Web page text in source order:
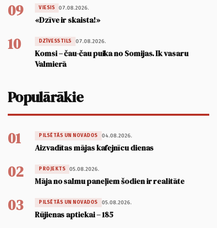
09 VIESIS 07.08.2026.
«Dzīve ir skaista!»
10 DZĪVESSTILS 07.08.2026.
Komsi – čau-čau puika no Somijas. Ik vasaru
Valmierā
Populārākie
01 PILSĒTĀS UN NOVADOS 04.08.2026.
Aizvadītas mājas kafejnīcu dienas
02 PROJEKTS 05.08.2026.
Māja no salmu paneļiem šodien ir realitāte
03 PILSĒTĀS UN NOVADOS 05.08.2026.
Rūjienas aptiekai – 185